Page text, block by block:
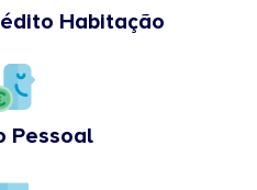
Habitação
Pessoal